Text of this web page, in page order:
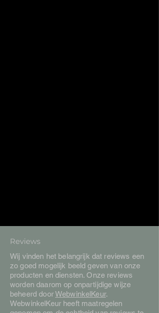
Reviews
Wij vinden het belangrijk dat reviews een
zo goed mogelijk beeld geven van onze
producten en diensten. Onze reviews
worden daarom op onpartijdige wijze
beheerd doorWebwinkelKeur.
WebwinkelKeur heeft maatregelen